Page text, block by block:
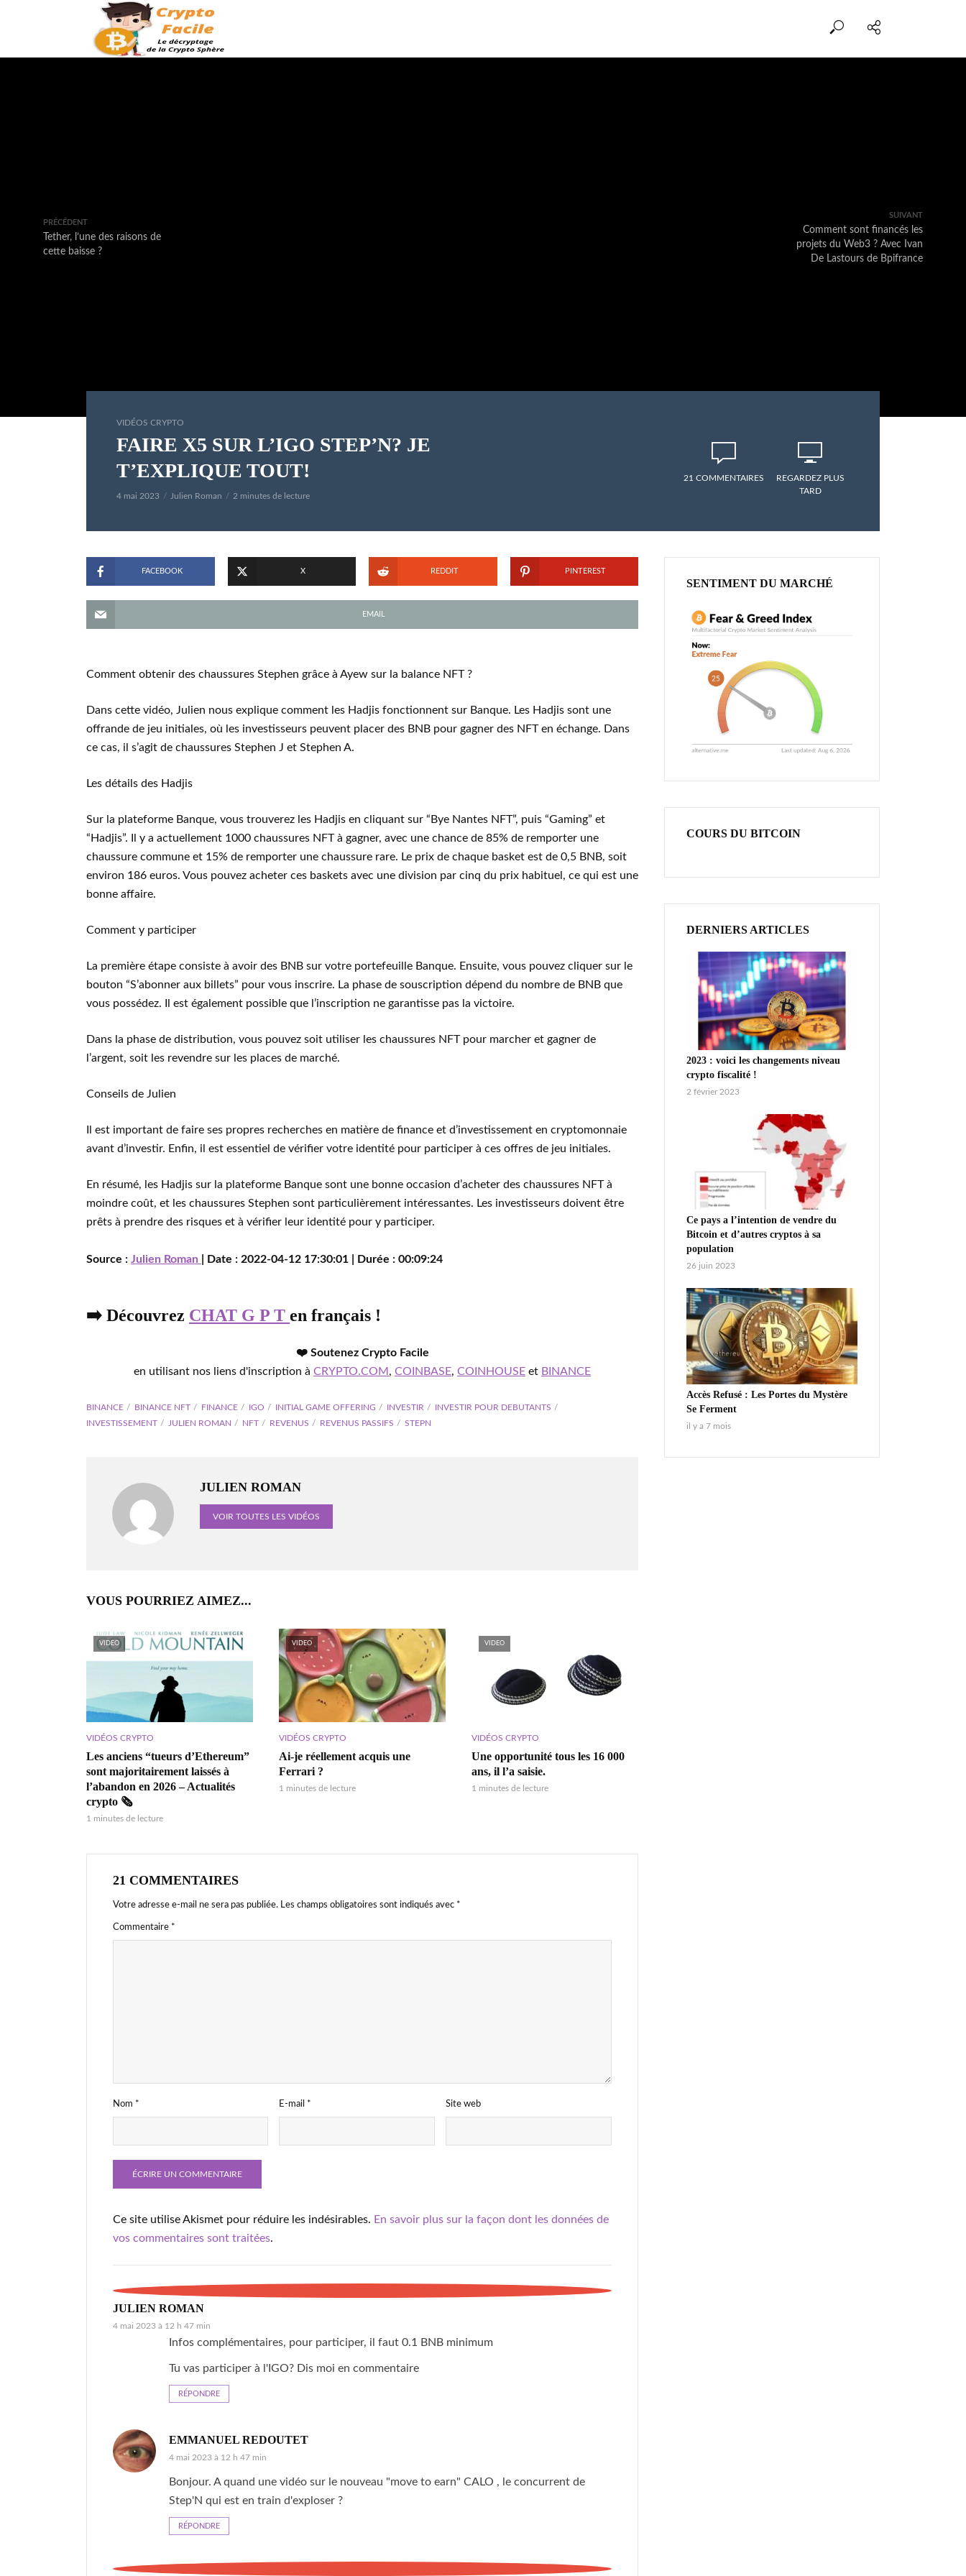
PRÉCÉDENT
Tether, l’une des raisons de
cette baisse ?
SUIVANT
Comment sont financés les
projets du Web3 ? Avec Ivan
De Lastours de Bpifrance
VIDÉOS CRYPTO
FAIRE X5 SUR L’IGO STEP’N? JE
T’EXPLIQUE TOUT!
4 mai 2023 Julien Roman 2 minutes de lecture
21 COMMENTAIRES
REGARDEZ PLUS
TARD
FACEBOOK X REDDIT PINTEREST
EMAIL
Comment obtenir des chaussures Stephen grâce à Ayew sur la balance NFT ?
Dans cette vidéo, Julien nous explique comment les Hadjis fonctionnent sur Banque. Les Hadjis sont une
offrande de jeu initiales, où les investisseurs peuvent placer des BNB pour gagner des NFT en échange. Dans
ce cas, il s’agit de chaussures Stephen J et Stephen A.
Les détails des Hadjis
Sur la plateforme Banque, vous trouverez les Hadjis en cliquant sur “Bye Nantes NFT”, puis “Gaming” et
“Hadjis”. Il y a actuellement 1000 chaussures NFT à gagner, avec une chance de 85% de remporter une
chaussure commune et 15% de remporter une chaussure rare. Le prix de chaque basket est de 0,5 BNB, soit
environ 186 euros. Vous pouvez acheter ces baskets avec une division par cinq du prix habituel, ce qui est une
bonne affaire.
Comment y participer
La première étape consiste à avoir des BNB sur votre portefeuille Banque. Ensuite, vous pouvez cliquer sur le
bouton “S’abonner aux billets” pour vous inscrire. La phase de souscription dépend du nombre de BNB que
vous possédez. Il est également possible que l’inscription ne garantisse pas la victoire.
Dans la phase de distribution, vous pouvez soit utiliser les chaussures NFT pour marcher et gagner de
l’argent, soit les revendre sur les places de marché.
Conseils de Julien
Il est important de faire ses propres recherches en matière de finance et d’investissement en cryptomonnaie
avant d’investir. Enfin, il est essentiel de vérifier votre identité pour participer à ces offres de jeu initiales.
En résumé, les Hadjis sur la plateforme Banque sont une bonne occasion d’acheter des chaussures NFT à
moindre coût, et les chaussures Stephen sont particulièrement intéressantes. Les investisseurs doivent être
prêts à prendre des risques et à vérifier leur identité pour y participer.
Source : Julien Roman | Date : 2022-04-12 17:30:01 | Durée : 00:09:24
➡️ Découvrez CHAT G P T en français !
❤️ Soutenez Crypto Facile
en utilisant nos liens d'inscription à CRYPTO.COM , COINBASE, COINHOUSE et BINANCE
BINANCE BINANCE NFT FINANCE IGO INITIAL GAME OFFERING INVESTIR
INVESTIR POUR DEBUTANTS
INVESTISSEMENT
JULIEN ROMAN NFT REVENUS REVENUS PASSIFS STEPN
JULIEN ROMAN
VOIR TOUTES LES VIDÉOS
VOUS POURRIEZ AIMEZ...
VIDEO
VIDÉOS CRYPTO
Les anciens “tueurs d’Ethereum”
sont majoritairement laissés à
l’abandon en 2026 – Actualités
crypto 🗞️
1 minutes de lecture
VIDEO
VIDÉOS CRYPTO
Ai-je réellement acquis une
Ferrari ?
1 minutes de lecture
VIDEO
VIDÉOS CRYPTO
Une opportunité tous les 16 000
ans, il l’a saisie.
1 minutes de lecture
21 COMMENTAIRES
Votre adresse e-mail ne sera pas publiée. Les champs obligatoires sont indiqués avec *
Commentaire *
Nom * E-mail * Site web
Ce site utilise Akismet pour réduire les indésirables. En savoir plus sur la façon dont les données de
vos commentaires sont traitées.
JULIEN ROMAN
4 mai 2023 à 12 h 47 min
Infos complémentaires, pour participer, il faut 0.1 BNB minimum
Tu vas participer à l'IGO? Dis moi en commentaire
RÉPONDRE
EMMANUEL REDOUTET
4 mai 2023 à 12 h 47 min
Bonjour. A quand une vidéo sur le nouveau "move to earn" CALO , le concurrent de
Step'N qui est en train d'exploser ?
RÉPONDRE
SENTIMENT DU MARCHÉ
COURS DU BITCOIN
DERNIERS ARTICLES
2023 : voici les changements niveau
crypto fiscalité !
2 février 2023
Ce pays a l’intention de vendre du
Bitcoin et d’autres cryptos à sa
population
26 juin 2023
Accès Refusé : Les Portes du Mystère
Se Ferment
il y a 7 mois